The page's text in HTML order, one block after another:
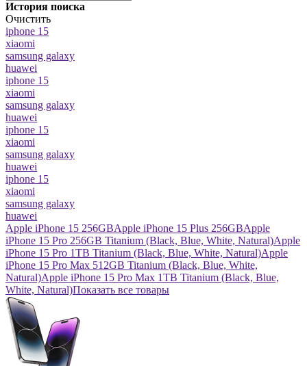
История поиска
Очистить
iphone 15
xiaomi
samsung galaxy
huawei
iphone 15
xiaomi
samsung galaxy
huawei
iphone 15
xiaomi
samsung galaxy
huawei
iphone 15
xiaomi
samsung galaxy
huawei
Apple iPhone 15 256GBApple iPhone 15 Plus 256GBApple
iPhone 15 Pro 256GB Titanium (Black, Blue, White, Natural)Apple
iPhone 15 Pro 1TB Titanium (Black, Blue, White, Natural)Apple
iPhone 15 Pro Max 512GB Titanium (Black, Blue, White,
Natural)Apple iPhone 15 Pro Max 1TB Titanium (Black, Blue,
White, Natural)Показать все товары